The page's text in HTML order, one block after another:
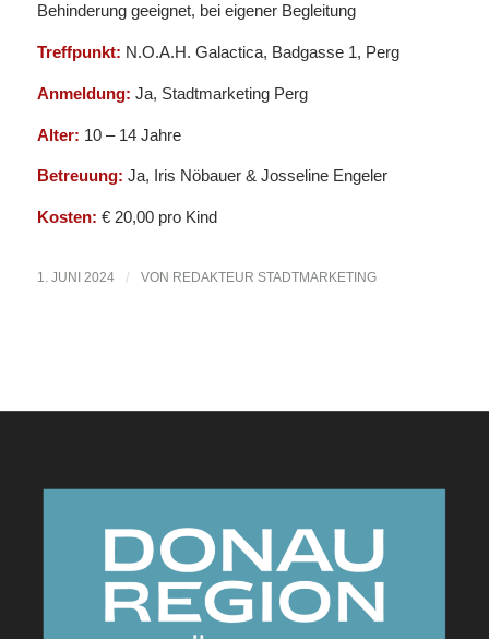
Behinderung geeignet, bei eigener Begleitung
Treffpunkt: N.O.A.H. Galactica, Badgasse 1, Perg
Anmeldung: Ja, Stadtmarketing Perg
Alter: 10 – 14 Jahre
Betreuung: Ja, Iris Nöbauer & Josseline Engeler
Kosten: € 20,00 pro Kind
1. JUNI 2024 / VON REDAKTEUR STADTMARKETING